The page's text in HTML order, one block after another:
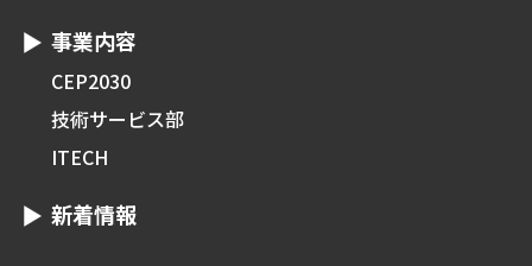
事業内容
CEP2030
技術サービス部
ITECH
新着情報